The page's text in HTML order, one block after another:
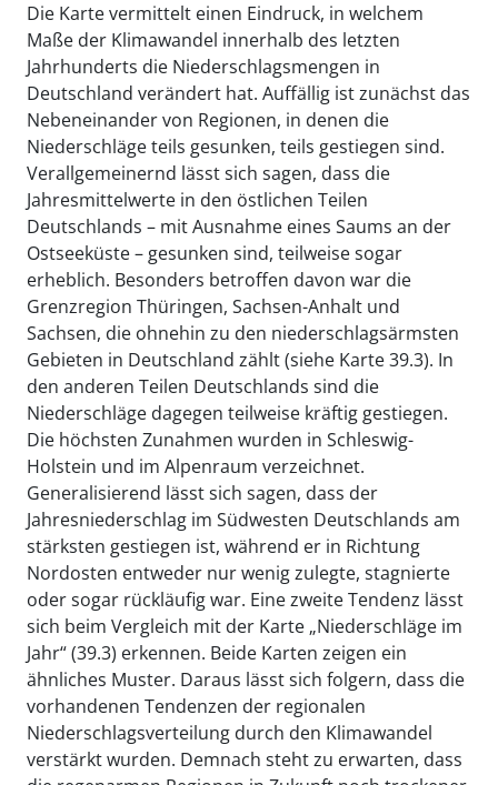
Die Karte vermittelt einen Eindruck, in welchem
Maße der Klimawandel innerhalb des letzten
Jahrhunderts die Niederschlagsmengen in
Deutschland verändert hat. Auffällig ist zunächst das
Nebeneinander von Regionen, in denen die
Niederschläge teils gesunken, teils gestiegen sind.
Verallgemeinernd lässt sich sagen, dass die
Jahresmittelwerte in den östlichen Teilen
Deutschlands – mit Ausnahme eines Saums an der
Ostseeküste – gesunken sind, teilweise sogar
erheblich. Besonders betroffen davon war die
Grenzregion Thüringen, Sachsen-Anhalt und
Sachsen, die ohnehin zu den niederschlagsärmsten
Gebieten in Deutschland zählt (siehe Karte 39.3). In
den anderen Teilen Deutschlands sind die
Niederschläge dagegen teilweise kräftig gestiegen.
Die höchsten Zunahmen wurden in Schleswig-
Holstein und im Alpenraum verzeichnet.
Generalisierend lässt sich sagen, dass der
Jahresniederschlag im Südwesten Deutschlands am
stärksten gestiegen ist, während er in Richtung
Nordosten entweder nur wenig zulegte, stagnierte
oder sogar rückläufig war. Eine zweite Tendenz lässt
sich beim Vergleich mit der Karte „Niederschläge im
Jahr“ (39.3) erkennen. Beide Karten zeigen ein
ähnliches Muster. Daraus lässt sich folgern, dass die
vorhandenen Tendenzen der regionalen
Niederschlagsverteilung durch den Klimawandel
verstärkt wurden. Demnach steht zu erwarten, dass